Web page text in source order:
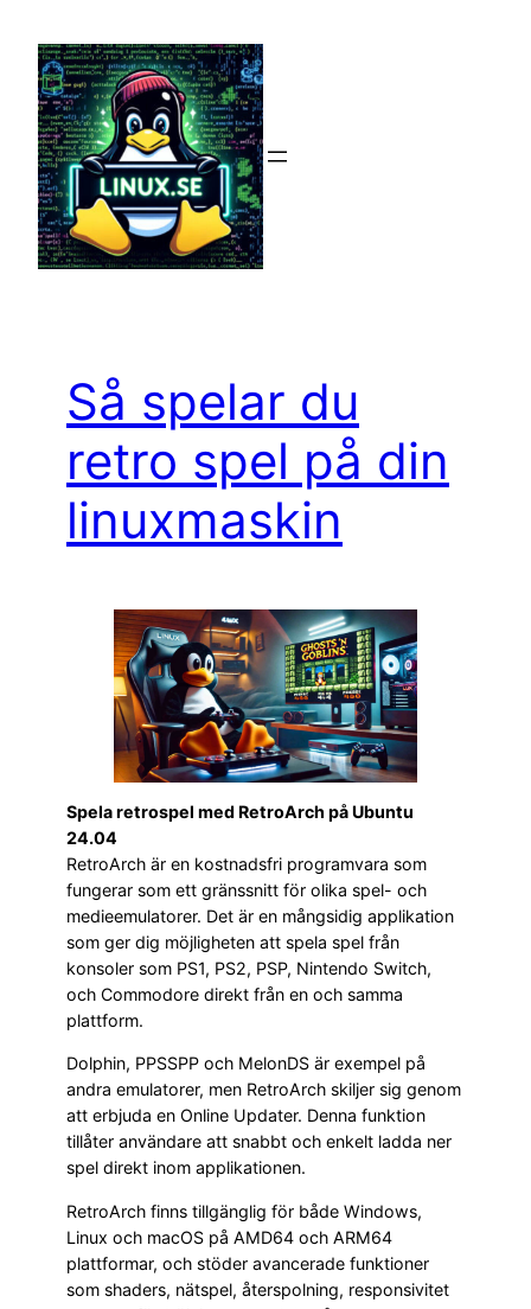
innehåll
Så spelar du
retro spel på din
linuxmaskin
Spela retrospel med RetroArch på Ubuntu
24.04
RetroArch är en kostnadsfri programvara som
fungerar som ett gränssnitt för olika spel- och
medieemulatorer. Det är en mångsidig applikation
som ger dig möjligheten att spela spel från
konsoler som PS1, PS2, PSP, Nintendo Switch,
och Commodore direkt från en och samma
plattform.
Dolphin, PPSSPP och MelonDS är exempel på
andra emulatorer, men RetroArch skiljer sig genom
att erbjuda en Online Updater. Denna funktion
tillåter användare att snabbt och enkelt ladda ner
spel direkt inom applikationen.
RetroArch finns tillgänglig för både Windows,
Linux och macOS på AMD64 och ARM64
plattformar, och stöder avancerade funktioner
som shaders, nätspel, återspolning, responsivitet